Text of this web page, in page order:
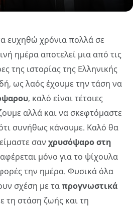
ευχηθώ χρόνια πολλά σε
ημέρα αποτελεί μια από τις
της ιστορίας της Ελληνικής
ως λαός έχουμε την τάση να
, καλό είναι τέτοιες
αλλά και να σκεφτόμαστε
συνήθως κάνουμε. Καλό θα
σαν χρυσόψαρο στη
μόνο για το ψίχουλα
την ημέρα. Φυσικά όλα
σχέση με ταπρογνωστικά
τη στάση ζωής και τη